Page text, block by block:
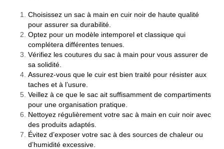
Choisissez un sac à main en cuir noir de haute qualité
pour assurer sa durabilité.
Optez pour un modèle intemporel et classique qui
complétera différentes tenues.
Vérifiez les coutures du sac à main pour vous assurer de
sa solidité.
Assurez-vous que le cuir est bien traité pour résister aux
taches et à l’usure.
Veillez à ce que le sac ait suffisamment de compartiments
pour une organisation pratique.
Nettoyez régulièrement votre sac à main en cuir noir avec
des produits adaptés.
Évitez d’exposer votre sac à des sources de chaleur ou
d’humidité excessive.